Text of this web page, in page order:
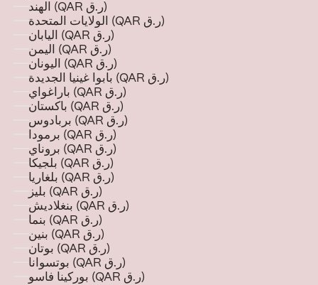
الهند (QAR ر.ق)
الولايات المتحدة (QAR ر.ق)
اليابان (QAR ر.ق)
اليمن (QAR ر.ق)
اليونان (QAR ر.ق)
بابوا غينيا الجديدة (QAR ر.ق)
باراغواي (QAR ر.ق)
باكستان (QAR ر.ق)
بربادوس (QAR ر.ق)
برمودا (QAR ر.ق)
بروناي (QAR ر.ق)
بلجيكا (QAR ر.ق)
بلغاريا (QAR ر.ق)
بليز (QAR ر.ق)
بنغلاديش (QAR ر.ق)
بنما (QAR ر.ق)
بنين (QAR ر.ق)
بوتان (QAR ر.ق)
بوتسوانا (QAR ر.ق)
بوركينا فاسو (QAR ر.ق)